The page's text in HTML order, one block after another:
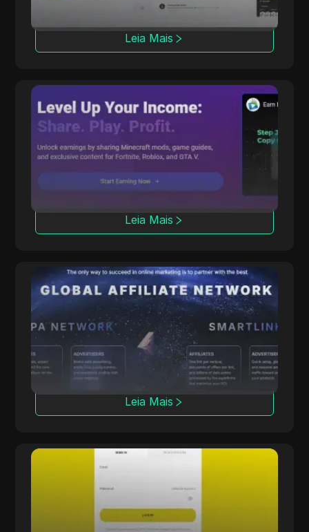
Leia Mais
CPALead
A CPALead se especializa em marketing de
plataforma de lances em tempo real e um
Leia Mais
ClickDealer
A ClickDealer aprimora o ROI das campanhas
através de múltiplos setores, incluindo e-
commerce e saúde.
Leia Mais
A Offerrum, ativa desde 2010, fornece 2000
ofertas, incluindo 250 exclusivas para